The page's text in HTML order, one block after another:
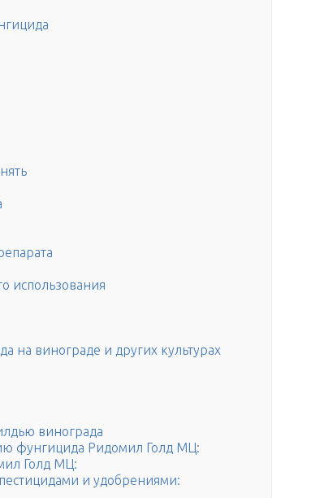
использования
на винограде и других культурах
винограда
фунгицида Ридомил Голд МЦ:
Голд МЦ:
и удобрениями: